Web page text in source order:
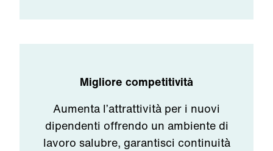
Migliore competitività
Aumenta l’attrattività per i nuovi
dipendenti offrendo un ambiente di
lavoro salubre, garantisci continuità